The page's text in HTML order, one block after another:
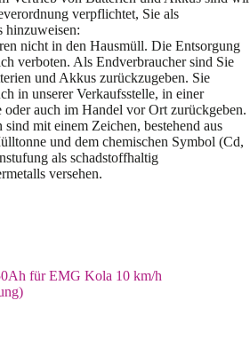
verpflichtet, Sie als
hinzuweisen:
nicht in den Hausmüll. Die Entsorgung
verboten. Als Endverbraucher sind Sie
und Akkus zurückzugeben. Sie
in unserer Verkaufsstelle, in einer
oder auch im Handel vor Ort zurückgeben.
mit einem Zeichen, bestehend aus
und dem chemischen Symbol (Cd,
als schadstoffhaltig
versehen.